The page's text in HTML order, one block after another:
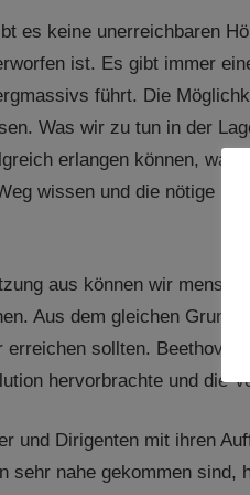
es keine unerreichbaren
ist. Es gibt immer
führt. Die
Was wir zu tun in der
erlangen können, was
wissen und die nötige
aus können wir
Aus dem gleichen Grund
sollten.
hervorbrachte und die
und Dirigenten mit ihren
sehr nahe gekommen